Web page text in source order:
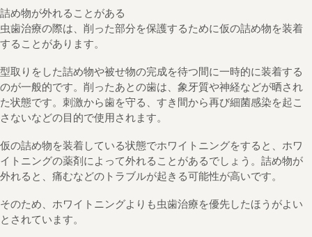
詰め物が外れることがある
虫歯治療の際は、削った部分を保護するために仮の詰め物を装着
することがあります。
型取りをした詰め物や被せ物の完成を待つ間に一時的に装着する
のが一般的です。削ったあとの歯は、象牙質や神経などが晒され
た状態です。刺激から歯を守る、すき間から再び細菌感染を起こ
さないなどの目的で使用されます。
仮の詰め物を装着している状態でホワイトニングをすると、ホワ
イトニングの薬剤によって外れることがあるでしょう。詰め物が
外れると、痛むなどのトラブルが起きる可能性が高いです。
そのため、ホワイトニングよりも虫歯治療を優先したほうがよい
とされています。